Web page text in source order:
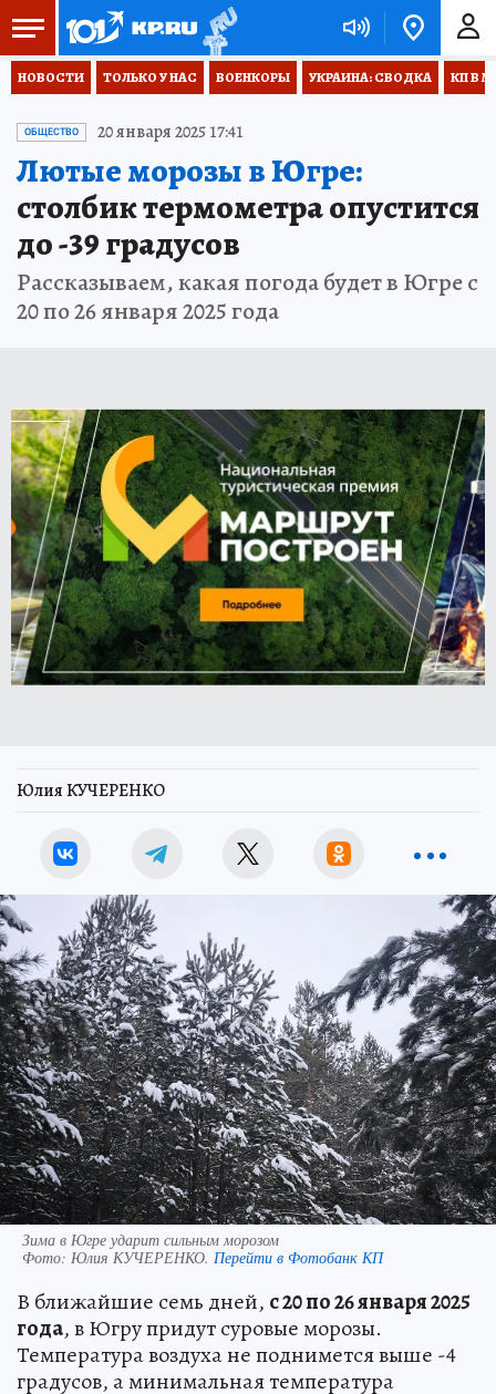
НОВОСТИ ТОЛЬКО У НАС ВОЕНКОРЫ УКРАИНА: СВОДКА КП В
ОБЩЕСТВО 20 января 2025 17:41
Лютые морозы в Югре:
столбик термометра опустится
до -39 градусов
Рассказываем, какая погода будет в Югре с
20 по 26 января 2025 года
Юлия КУЧЕРЕНКО
Зима в Югре ударит сильным морозом
Фото: Юлия КУЧЕРЕНКО. Перейти в Фотобанк КП
В ближайшие семь дней, с 20 по 26 января 2025
года, в Югру придут суровые морозы.
Температура воздуха не поднимется выше -4
градусов, а минимальная температура